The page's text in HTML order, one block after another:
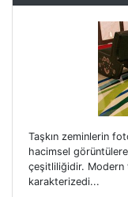
Taşkın zeminlerin
hacimsel
çeşitliliğidir. Modern
karakterizedi...